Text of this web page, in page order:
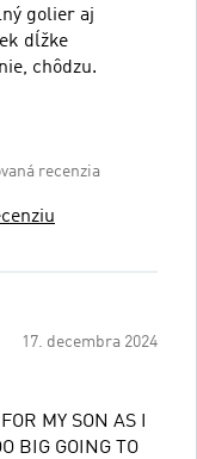
golier aj
dĺžke
chôdzu.
recenzia
17. decembra 2024
MY SON AS I
BIG GOING TO